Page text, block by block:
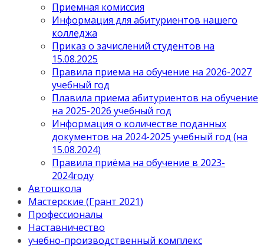
Приемная комиссия
Информация для абитуриентов нашего
колледжа
Приказ о зачислений студентов на
15.08.2025
Правила приема на обучение на 2026-2027
учебный год
Плавила приема абитуриентов на обучение
на 2025-2026 учебный год
Информация о количестве поданных
документов на 2024-2025 учебный год (на
15.08.2024)
Правила приёма на обучение в 2023-
2024году
Автошкола
Мастерские (Грант 2021)
Профессионалы
Наставничество
учебно-производственный комплекс